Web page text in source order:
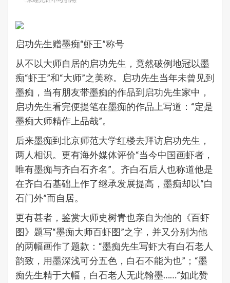
启功先生赠墨痴“虾王”称号
从不以大师自居的启功先生，竟然破例地冠以墨
痴“虾王”和“大师”之美称。启功先生当年未曾见到
墨痴，当有朋友带墨痴的作品到启功先生家中，
启功先生看完便提笔在墨痴的作品上写道：“定是
墨痴大师精作上品哉”。
后来墨痴到北京师范大学红楼去拜访启功先生，
两人相识。更有海外媒体评价“当今中国画虾者，
唯有墨痴与齐白石齐名”。齐白石后人也称道他是
在齐白石基础上作了继承发展提高，墨痴却以“白
石门外”而自居。
更有甚者，鉴赏大师史树青也亲自为他的《百虾
图》题写“墨痴大师百虾图”之字，并又分别为他
的两幅画作了题款：“墨痴先生写虾大有白石老人
韵致，用墨深浅可分五色，白石不能为也”；“墨
痴先生精于大幅，白石老人无此翰墨……”如此赞